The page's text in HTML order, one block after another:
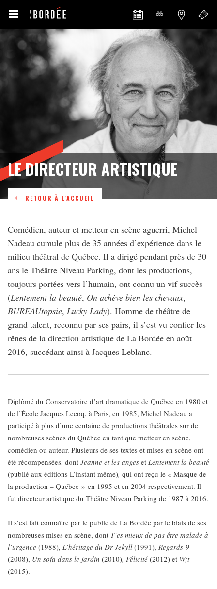
RETOUR À L'ACCUEIL
LE DIRECTEUR ARTISTIQUE
Comédien, auteur et metteur en scène aguerri, Michel
Nadeau cumule plus de 35 années d’expérience dans le
milieu théâtral de Québec. Il a dirigé pendant près de 30
ans le Théâtre Niveau Parking, dont les productions,
toujours portées vers l’humain, ont connu un vif succès
(Lentement la beauté, On achève bien les chevaux,
BUREAUtopsie, Lucky Lady). Homme de théâtre de
grand talent, reconnu par ses pairs, il s’est vu confier les
rênes de la direction artistique de La Bordée en août
2016, succédant ainsi à Jacques Leblanc.
Diplômé du Conservatoire d’art dramatique de Québec en 1980 et
de l’École Jacques Lecoq, à Paris, en 1985, Michel Nadeau a
participé à plus d’une centaine de productions théâtrales sur de
nombreuses scènes du Québec en tant que metteur en scène,
comédien ou auteur. Plusieurs de ses textes et mises en scène ont
été récompensées, dont Jeanne et les anges et Lentement la beauté
(publié aux éditions L’instant même), qui ont reçu le « Masque de
la production – Québec » en 1995 et en 2004 respectivement. Il
fut directeur artistique du Théâtre Niveau Parking de 1987 à 2016.
Il s’est fait connaître par le public de La Bordée par le biais de ses
nombreuses mises en scène, dont T’es mieux de pas être malade à
l’urgence (1988), L’héritage du Dr Jekyll (1991), Regards-9
(2008), Un sofa dans le jardin (2010), Félicité (2012) et W;t
(2015).